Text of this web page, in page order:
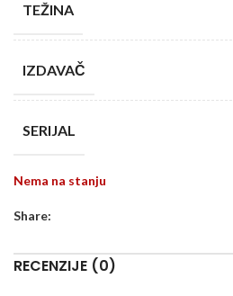
TEŽINA
IZDAVAČ
SERIJAL
Nema na stanju
Share:
RECENZIJE (0)